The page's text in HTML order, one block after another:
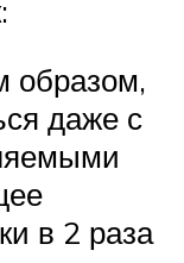
образом,
даже с
в 2 раза